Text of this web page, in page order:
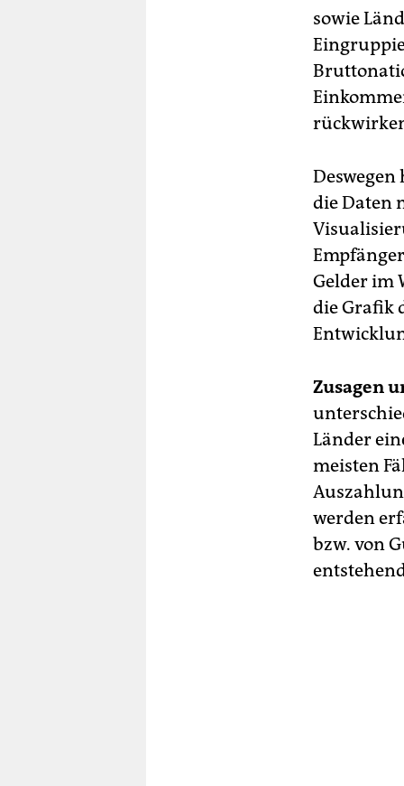
sowie
die Daten
Gelder im
die Grafik
Zusagen
Länder
meisten
werden
bzw. von